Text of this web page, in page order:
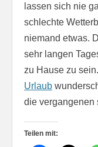
lassen sich nie
schlechte
niemand etwas.
sehr langen
zu Hause zu
Urlaub
die vergangenen
Teilen mit: